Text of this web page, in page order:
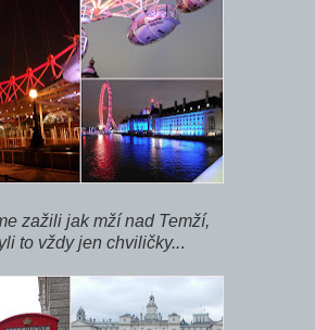
zažili jak mží nad Temží,
to vždy jen chviličky...